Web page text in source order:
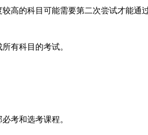
高的科目可能需要第二次尝试才能通
有科目的考试。
考和选考课程。